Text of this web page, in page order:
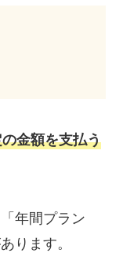
金額を支払う
年間プラン
ります。